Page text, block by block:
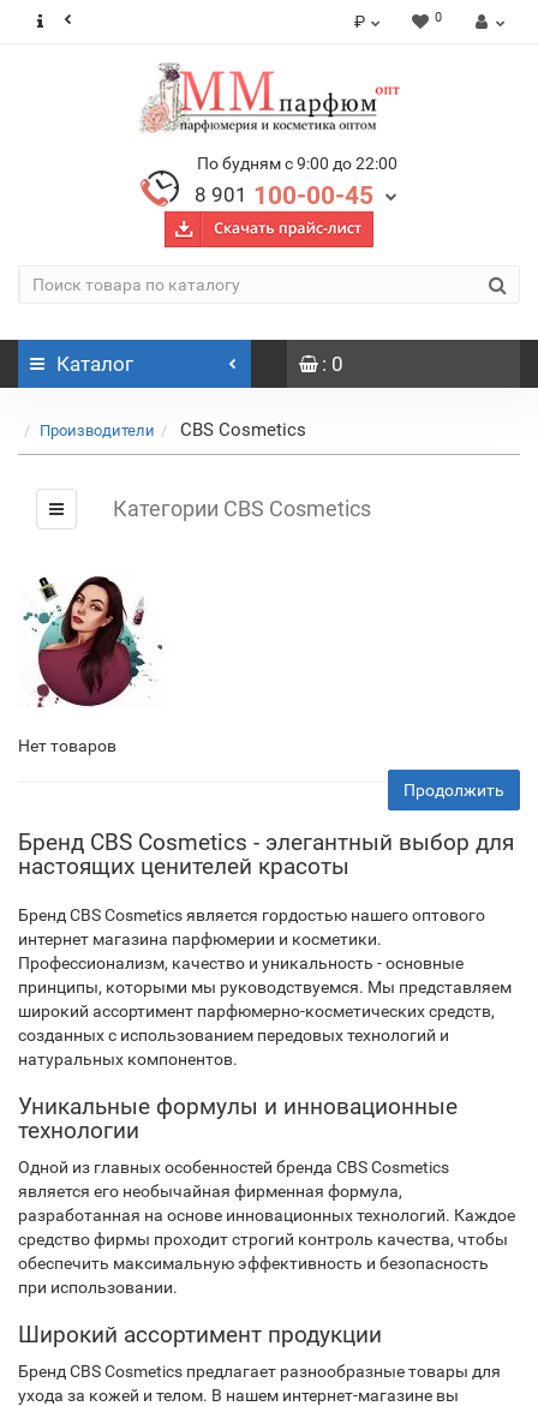
₽ 0
По будням с 9:00 до 22:00
8 901 100-00-45
Каталог : 0
Производители CBS Cosmetics
Категории CBS Cosmetics
Нет товаров
Продолжить
Бренд CBS Cosmetics - элегантный выбор для
настоящих ценителей красоты
Бренд CBS Cosmetics является гордостью нашего оптового
интернет магазина парфюмерии и косметики.
Профессионализм, качество и уникальность - основные
принципы, которыми мы руководствуемся. Мы представляем
широкий ассортимент парфюмерно-косметических средств,
созданных с использованием передовых технологий и
натуральных компонентов.
Уникальные формулы и инновационные
технологии
Одной из главных особенностей бренда CBS Cosmetics
является его необычайная фирменная формула,
разработанная на основе инновационных технологий. Каждое
средство фирмы проходит строгий контроль качества, чтобы
обеспечить максимальную эффективность и безопасность
при использовании.
Широкий ассортимент продукции
Бренд CBS Cosmetics предлагает разнообразные товары для
ухода за кожей и телом. В нашем интернет-магазине вы